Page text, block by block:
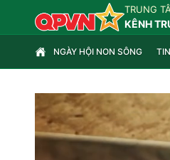
TRUNG
KÊNH
NGÀY HỘI NON SÔNG